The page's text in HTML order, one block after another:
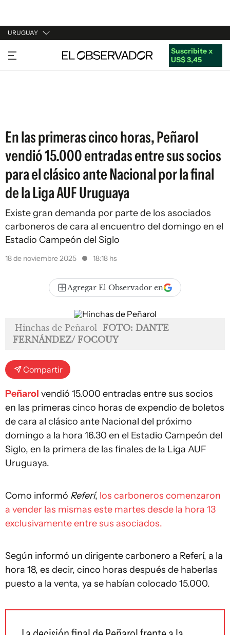
URUGUAY
URUGUAY
ARGENTINA
Suscribite x
US$ 3,45
En las primeras cinco horas, Peñarol
vendió 15.000 entradas entre sus socios
para el clásico ante Nacional por la final
de la Liga AUF Uruguaya
Existe gran demanda por parte de los asociados
carboneros de cara al encuentro del domingo en el
Estadio Campeón del Siglo
18 de noviembre 2025 18:18 hs
Agregar El Observador en
Hinchas de Peñarol FOTO: DANTE
FERNÁNDEZ/ FOCOUY
Compartir
Peñarol vendió 15.000 entradas entre sus socios
en las primeras cinco horas de expendio de boletos
de cara al clásico ante Nacional del próximo
domingo a la hora 16.30 en el Estadio Campeón del
Siglo, en la primera de las finales de la Liga AUF
Uruguaya.
Como informó Referí, los carboneros comenzaron
a vender las mismas este martes desde la hora 13
exclusivamente entre sus asociados.
Según informó un dirigente carbonero a Referí, a la
hora 18, es decir, cinco horas después de haberlas
puesto a la venta, ya se habían colocado 15.000.